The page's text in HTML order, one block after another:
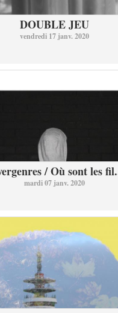
DOUBLE JEU
vendredi 17 janv. 2020
/ Où sont les
mardi 07 janv. 2020